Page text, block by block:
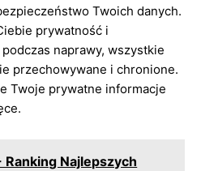
Twoich danych.
prywatność i
naprawy, wszystkie
przechowywane i chronione.
Twoje prywatne informacje
Ranking Najlepszych